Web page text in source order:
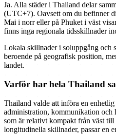
Ja. Alla städer i Thailand delar
(UTC+7). Oavsett om du befinner
Mai i norr eller på Phuket i väst
finns inga regionala tidsskillnader
Lokala skillnader i soluppgång och
beroende på geografisk position,
landet.
Varför har hela Thailand
Thailand valde att införa en
administration, kommunikation och
som är relativt kompakt från väst till
longitudinella skillnader, passar en